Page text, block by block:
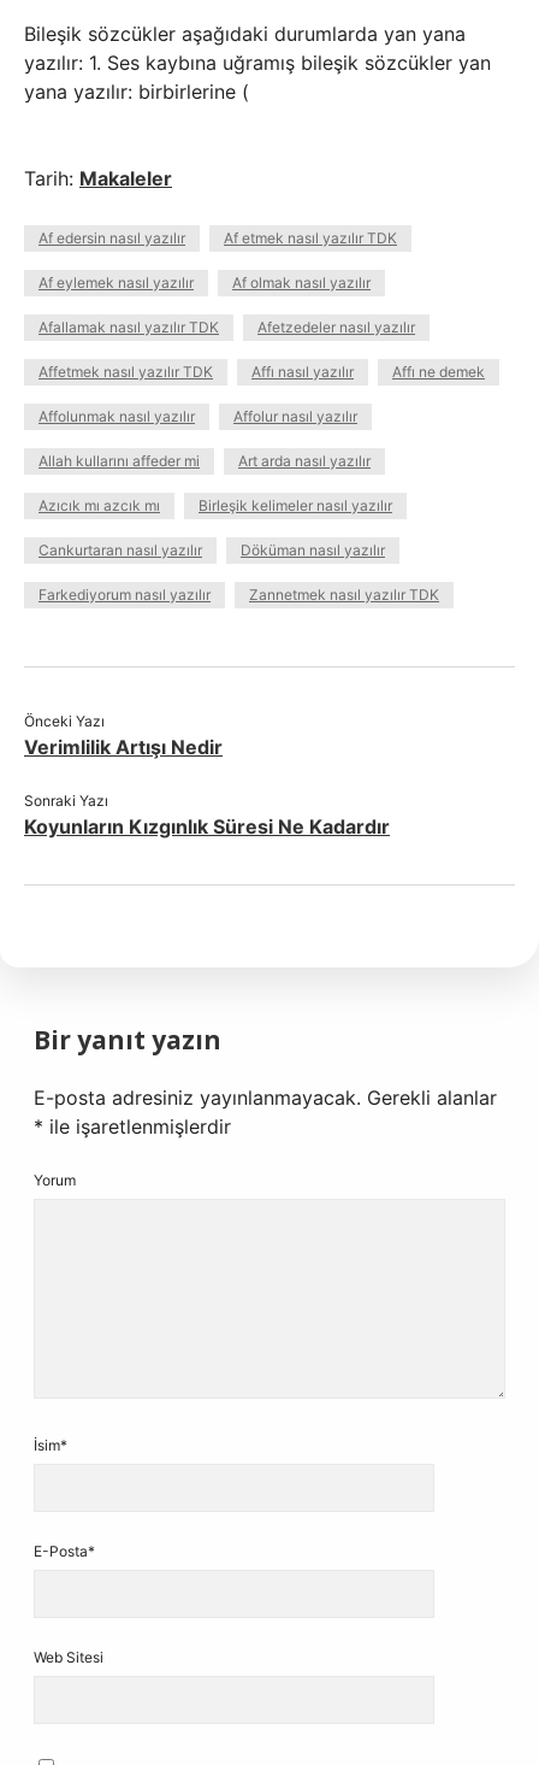
Bileşik sözcükler aşağıdaki durumlarda yan yana
yazılır: 1. Ses kaybına uğramış bileşik sözcükler yan
yana yazılır: birbirlerine (
Tarih: Makaleler
Af edersin nasıl yazılır Af etmek nasıl yazılır TDK
Af eylemek nasıl yazılır Af olmak nasıl yazılır
Afallamak nasıl yazılır TDK Afetzedeler nasıl yazılır
Affetmek nasıl yazılır TDK Affı nasıl yazılır Affı ne demek
Affolunmak nasıl yazılır Affolur nasıl yazılır
Allah kullarını affeder mi Art arda nasıl yazılır
Azıcık mı azcık mı Birleşik kelimeler nasıl yazılır
Cankurtaran nasıl yazılır Döküman nasıl yazılır
Farkediyorum nasıl yazılır Zannetmek nasıl yazılır TDK
Önceki Yazı
Verimlilik Artışı Nedir
Sonraki Yazı
Koyunların Kızgınlık Süresi Ne Kadardır
Bir yanıt yazın
E-posta adresiniz yayınlanmayacak. Gerekli alanlar
* ile işaretlenmişlerdir
Yorum
İsim*
E-Posta*
Web Sitesi